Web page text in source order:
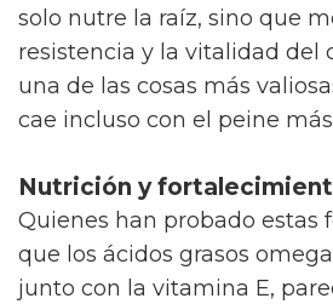
solo nutre la raíz, sino que
resistencia y la vitalidad del
una de las cosas más
cae incluso con el peine
Nutrición y
Quienes han probado estas
que los ácidos grasos
junto con la vitamina E,